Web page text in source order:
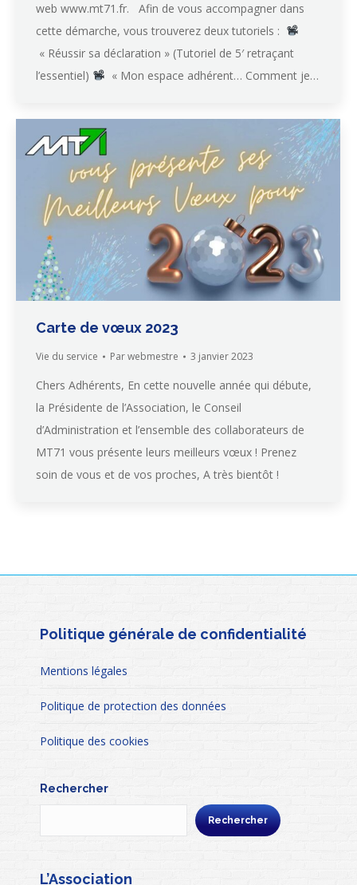
web www.mt71.fr. Afin de vous accompagner dans
cette démarche, vous trouverez deux tutoriels :
« Réussir sa déclaration » (Tutoriel de 5′ retraçant
l’essentiel)
« Mon espace adhérent… Comment je…
Carte de vœux 2023
Vie du service Parwebmestre 3 janvier 2023
Chers Adhérents, En cette nouvelle année qui débute,
la Présidente de l’Association, le Conseil
d’Administration et l’ensemble des collaborateurs de
MT71 vous présente leurs meilleurs vœux ! Prenez
soin de vous et de vos proches, A très bientôt !
Politique générale de confidentialité
Mentions légales
Politique de protection des données
Politique des cookies
Rechercher
Rechercher
L’Association